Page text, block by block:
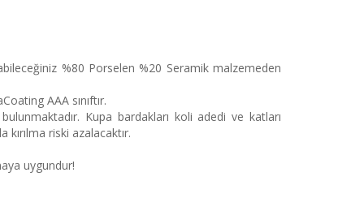
%80 Porselen %20 Seramik malzemeden
AAA sınıftır.
Kupa bardakları koli adedi ve katları
riski azalacaktır.
uygundur!